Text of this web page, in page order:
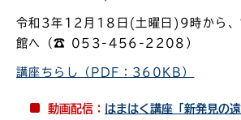
令和3年12月18日(土曜日)9時から、
館へ（☎ 053-456-2208）
講座ちらし（PDF：360KB）
動画配信： はまはく講座「新発見の